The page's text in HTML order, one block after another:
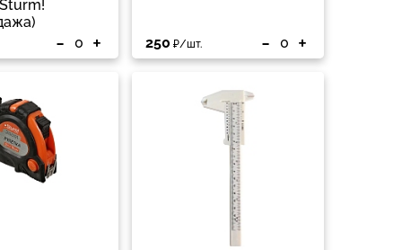
- + 250 ₽/шт. - +